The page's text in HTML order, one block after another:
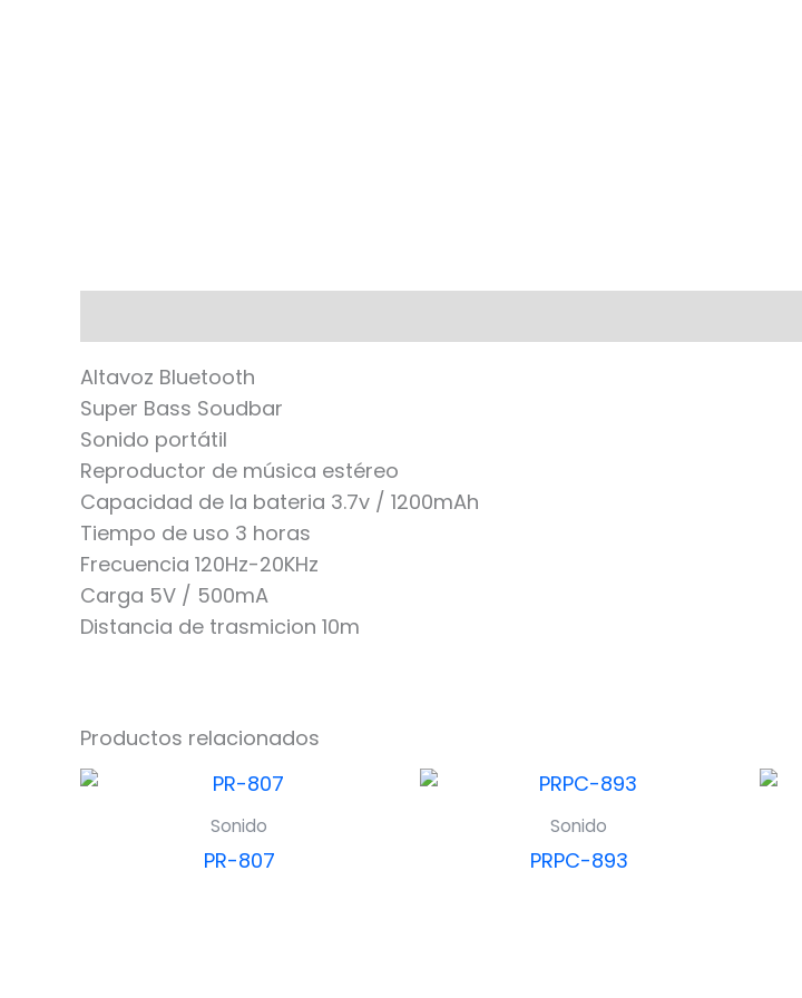
Altavoz Bluetooth
Super Bass Soudbar
Sonido portátil
Reproductor de música estéreo
Capacidad de la bateria 3.7v / 1200mAh
Tiempo de uso 3 horas
Frecuencia 120Hz-20KHz
Carga 5V / 500mA
Distancia de trasmicion 10m
Productos relacionados
Sonido
PR-807
Sonido
PRPC-893